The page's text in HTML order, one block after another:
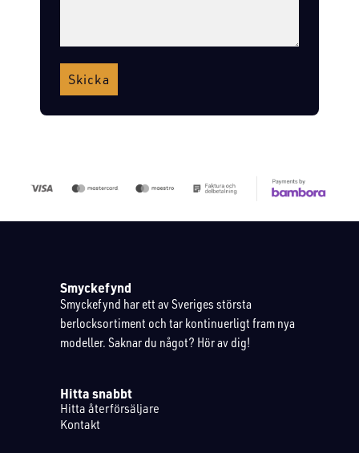
Skicka
Smyckefynd
Smyckefynd har ett av Sveriges största
berlocksortiment och tar kontinuerligt fram nya
modeller. Saknar du något? Hör av dig!
Hitta snabbt
Hitta återförsäljare
Kontakt